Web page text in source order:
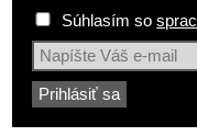
Súhlasím so